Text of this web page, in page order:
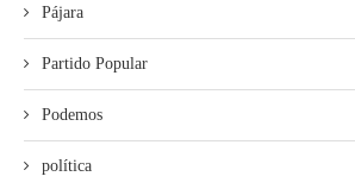
Pájara
Partido Popular
Podemos
política